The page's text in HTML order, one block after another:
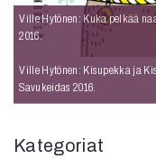
Ville Hytönen: Kuka pelkää
2016.
Ville Hytönen: Kisupekka ja
Savukeidas 2016.
Kategoriat